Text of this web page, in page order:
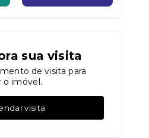
sua visita
de visita para
o imóvel.
visita